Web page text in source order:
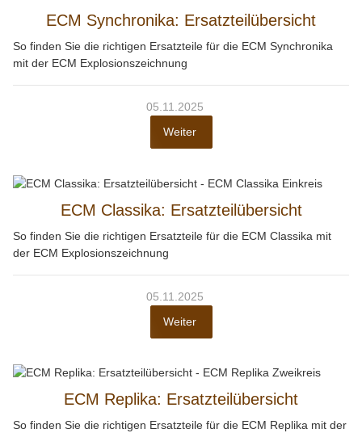
ECM Synchronika: Ersatzteilübersicht
So finden Sie die richtigen Ersatzteile für die ECM Synchronika
mit der ECM Explosionszeichnung
05.11.2025
Weiter
ECM Classika: Ersatzteilübersicht
So finden Sie die richtigen Ersatzteile für die ECM Classika mit
der ECM Explosionszeichnung
05.11.2025
Weiter
ECM Replika: Ersatzteilübersicht
So finden Sie die richtigen Ersatzteile für die ECM Replika mit der